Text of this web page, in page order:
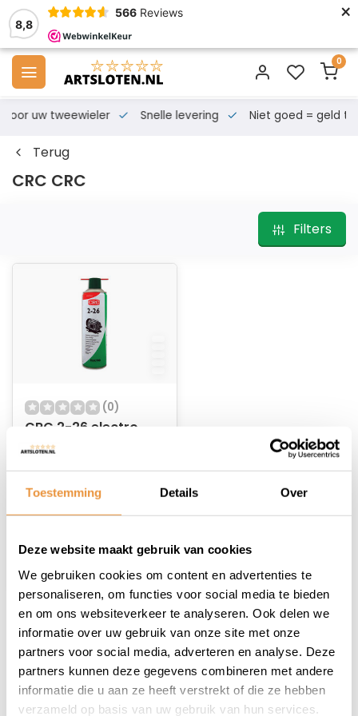
Toestemming Details Over
Deze website maakt gebruik van cookies
We gebruiken cookies om content en advertenties te
personaliseren, om functies voor social media te bieden
en om ons websiteverkeer te analyseren. Ook delen we
informatie over uw gebruik van onze site met onze
partners voor social media, adverteren en analyse. Deze
partners kunnen deze gegevens combineren met andere
informatie die u aan ze heeft verstrekt of die ze hebben
verzameld op basis van uw gebruik van hun services.
8,8
566 Reviews ×
0
voor uw tweewieler Snelle levering Niet goed = geld
Terug
CRC CRC
Filters
(0)
CRC 2-26 electro
spray
Niet op voorraad
35,78
1